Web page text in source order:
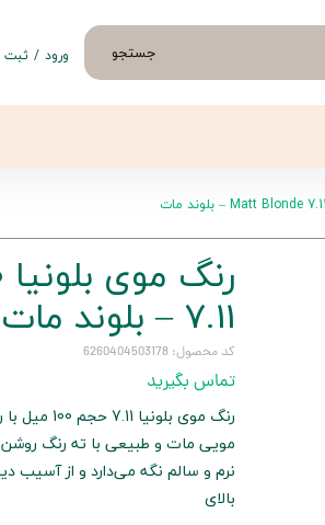
جستجو ورود / ثبت
7.11 – بلوند مات
کد محصول: 6260404503178
تماس بگیرید
رنگ موی
مویی مات و طبیعی با ته رنگ روشن
نرم و سالم نگه می‌دارد و از آسیب
بالای